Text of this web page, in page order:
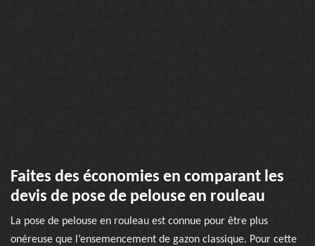
Faites des économies en comparant les
devis de pose de pelouse en rouleau
La pose de pelouse en rouleau est connue pour être plus
onéreuse que l’ensemencement de gazon classique. Pour cette